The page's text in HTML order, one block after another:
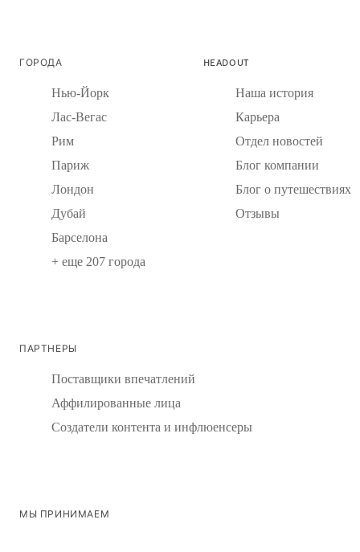
ГОРОДА
Нью-Йорк
Лас-Вегас
Рим
Париж
Лондон
Дубай
Барселона
+ еще 207 города
HEADOUT
Наша история
Карьера
Отдел новостей
Блог компании
Блог о путешествиях
Отзывы
ПАРТНЕРЫ
Поставщики впечатлений
Аффилированные лица
Создатели контента и инфлюенсеры
МЫ ПРИНИМАЕМ